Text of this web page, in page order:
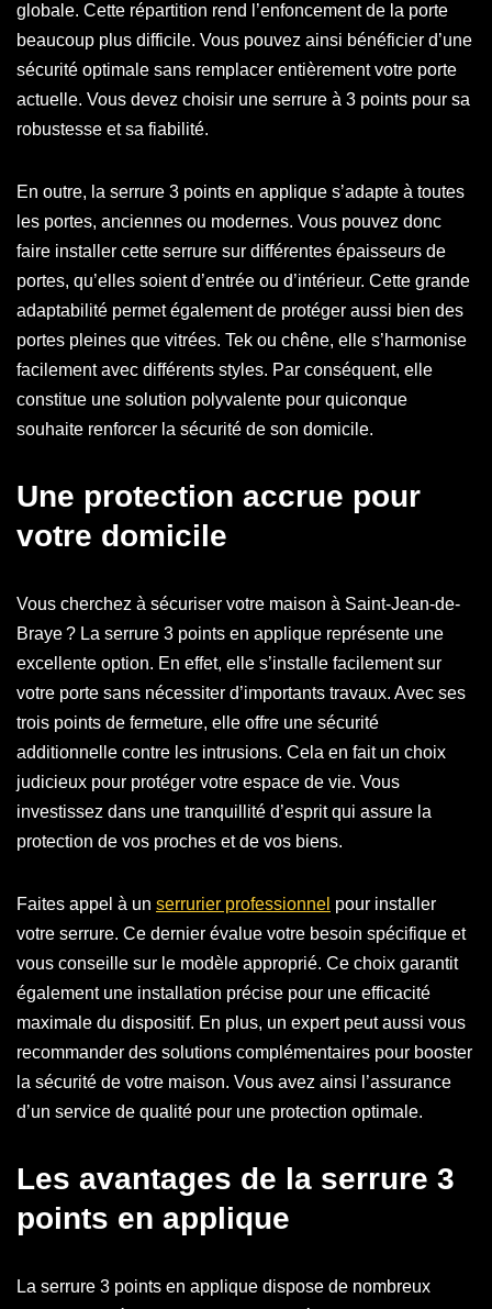
globale. Cette répartition rend l’enfoncement de la porte
beaucoup plus difficile. Vous pouvez ainsi bénéficier d’une
sécurité optimale sans remplacer entièrement votre porte
actuelle. Vous devez choisir une serrure à 3 points pour sa
robustesse et sa fiabilité.
En outre, la serrure 3 points en applique s’adapte à toutes
les portes, anciennes ou modernes. Vous pouvez donc
faire installer cette serrure sur différentes épaisseurs de
portes, qu’elles soient d’entrée ou d’intérieur. Cette grande
adaptabilité permet également de protéger aussi bien des
portes pleines que vitrées. Tek ou chêne, elle s’harmonise
facilement avec différents styles. Par conséquent, elle
constitue une solution polyvalente pour quiconque
souhaite renforcer la sécurité de son domicile.
Une protection accrue pour
votre domicile
Vous cherchez à sécuriser votre maison à Saint-Jean-de-
Braye ? La serrure 3 points en applique représente une
excellente option. En effet, elle s’installe facilement sur
votre porte sans nécessiter d’importants travaux. Avec ses
trois points de fermeture, elle offre une sécurité
additionnelle contre les intrusions. Cela en fait un choix
judicieux pour protéger votre espace de vie. Vous
investissez dans une tranquillité d’esprit qui assure la
protection de vos proches et de vos biens.
Faites appel à un serrurier professionnel pour installer
votre serrure. Ce dernier évalue votre besoin spécifique et
vous conseille sur le modèle approprié. Ce choix garantit
également une installation précise pour une efficacité
maximale du dispositif. En plus, un expert peut aussi vous
recommander des solutions complémentaires pour booster
la sécurité de votre maison. Vous avez ainsi l’assurance
d’un service de qualité pour une protection optimale.
Les avantages de la serrure 3
points en applique
La serrure 3 points en applique dispose de nombreux